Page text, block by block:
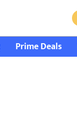
Prime Deals